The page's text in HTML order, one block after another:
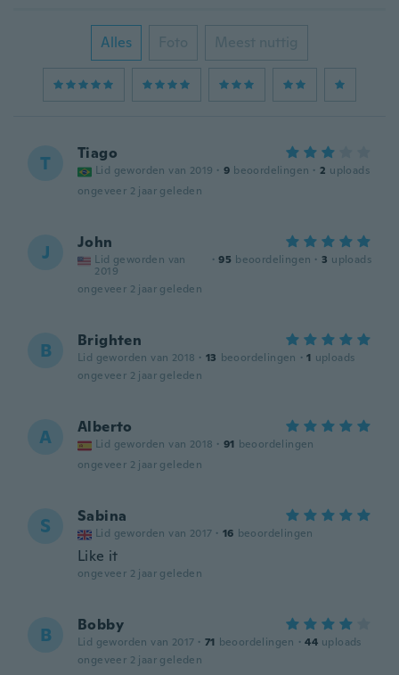
Alles Foto Meest nuttig
T Tiago
Lid geworden van 2019 · 9 beoordelingen · 2 uploads
ongeveer 2 jaar geleden
J John
Lid geworden van
2019
· 95 beoordelingen · 3 uploads
ongeveer 2 jaar geleden
B Brighten
Lid geworden van 2018 · 13 beoordelingen · 1 uploads
ongeveer 2 jaar geleden
A Alberto
Lid geworden van 2018 · 91 beoordelingen
ongeveer 2 jaar geleden
S Sabina
Lid geworden van 2017 · 16 beoordelingen
Like it
ongeveer 2 jaar geleden
B Bobby
Lid geworden van 2017 · 71 beoordelingen · 44 uploads
ongeveer 2 jaar geleden